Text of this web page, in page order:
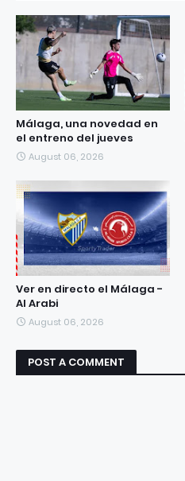
Málaga, una novedad en
el entreno del jueves
August 06, 2026
Ver en directo el Málaga -
Al Arabi
August 06, 2026
POST A COMMENT